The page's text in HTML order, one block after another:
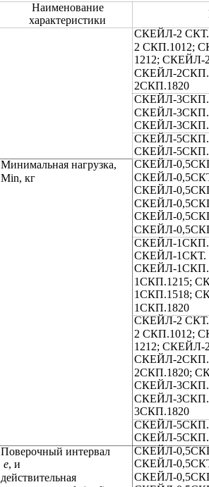
Наименование
характеристики
Минимальная нагрузка,
Min, кг
Поверочный интервал
е, и
действительная
СКЕЙЛ-2
2 СКП.1012;
1212; СКЕЙЛ-
СКЕЙЛ-
2СКП.1820
СКЕЙЛ-3СКП.
СКЕЙЛ-3СКП.
СКЕЙЛ-
СКЕЙЛ-5СКП.
СКЕЙЛ-
СКЕЙЛ-
СКЕЙЛ-
СКЕЙЛ-
СКЕЙЛ-
СКЕЙЛ-
СКЕЙЛ-
СКЕЙЛ-
СКЕЙЛ-1СКТ.
СКЕЙЛ-
1СКП.1215;
1СКП.1518;
1СКП.1820
СКЕЙЛ-2
2 СКП.1012;
1212; СКЕЙЛ-
СКЕЙЛ-
2СКП.1820;
СКЕЙЛ-3СКП.
СКЕЙЛ-
3СКП.1820
СКЕЙЛ-5СКП.
СКЕЙЛ-
СКЕЙЛ-
СКЕЙЛ-
СКЕЙЛ-